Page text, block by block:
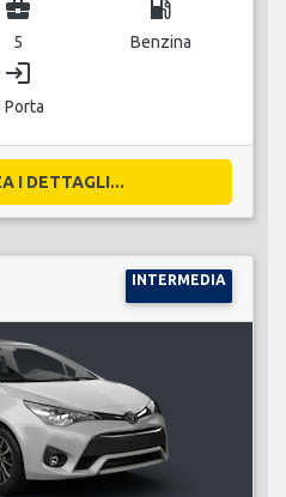
business_center
5
local_gas_station
Benzina
login
Porta
I DETTAGLI...
INTERMEDIA